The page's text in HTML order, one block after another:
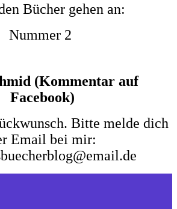
Bücher gehen an:
Nummer 2
(Kommentar auf
Facebook)
Bitte melde dich
Email bei mir: